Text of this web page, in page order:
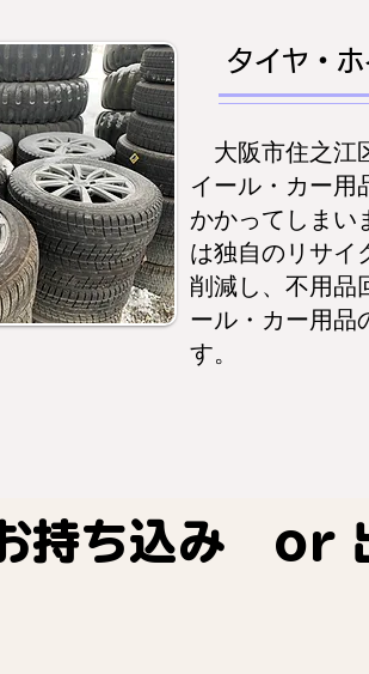
タイヤ・
大阪市住之江
イール・カー用
かかってしまい
は独自のリサイ
削減し、不用品
ール・カー用品
す。
持ち込み or